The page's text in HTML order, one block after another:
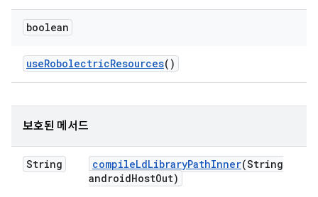
boolean
useRobolectricResources()
보호된 메서드
String compileLdLibraryPathInner(String
androidHostOut)